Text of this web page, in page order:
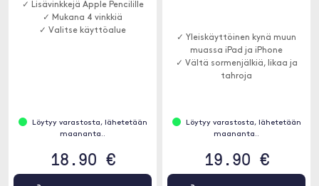
✓ Lisävinkkejä Apple Pencilille
✓ Mukana 4 vinkkiä
✓ Valitse käyttöalue
Löytyy varastosta, lähetetään
maananta..
18.90 €
✓ Yleiskäyttöinen kynä muun
muassa iPad ja iPhone
✓ Vältä sormenjälkiä, likaa ja
tahroja
Löytyy varastosta, lähetetään
maananta..
19.90 €